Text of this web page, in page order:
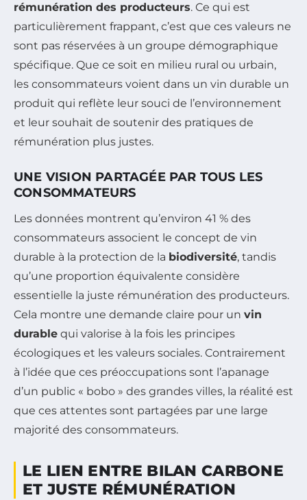
rémunération des producteurs. Ce qui est
particulièrement frappant, c’est que ces valeurs ne
sont pas réservées à un groupe démographique
spécifique. Que ce soit en milieu rural ou urbain,
les consommateurs voient dans un vin durable un
produit qui reflète leur souci de l’environnement
et leur souhait de soutenir des pratiques de
rémunération plus justes.
UNE VISION PARTAGÉE PAR TOUS LES
CONSOMMATEURS
Les données montrent qu’environ 41 % des
consommateurs associent le concept de vin
durable à la protection de la biodiversité, tandis
qu’une proportion équivalente considère
essentielle la juste rémunération des producteurs.
Cela montre une demande claire pour un vin
durable qui valorise à la fois les principes
écologiques et les valeurs sociales. Contrairement
à l’idée que ces préoccupations sont l’apanage
d’un public « bobo » des grandes villes, la réalité est
que ces attentes sont partagées par une large
majorité des consommateurs.
LE LIEN ENTRE BILAN CARBONE
ET JUSTE RÉMUNÉRATION